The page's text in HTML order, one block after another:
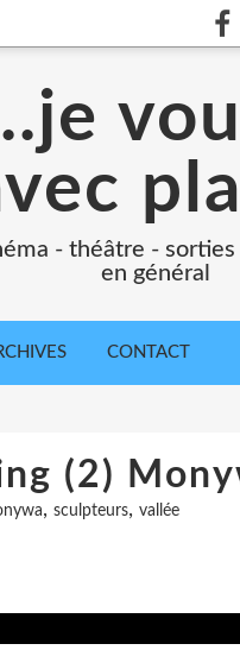
- théâtre -
en général
CONTACT
(2)
, sculpteurs, vallée